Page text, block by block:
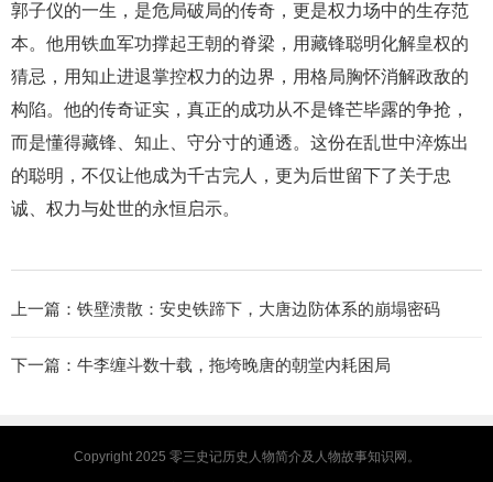
郭子仪的一生，是危局破局的传奇，更是权力场中的生存范
本。他用铁血军功撑起王朝的脊梁，用藏锋聪明化解皇权的
猜忌，用知止进退掌控权力的边界，用格局胸怀消解政敌的
构陷。他的传奇证实，真正的成功从不是锋芒毕露的争抢，
而是懂得藏锋、知止、守分寸的通透。这份在乱世中淬炼出
的聪明，不仅让他成为千古完人，更为后世留下了关于忠
诚、权力与处世的永恒启示。
上一篇： 铁壁溃散：安史铁蹄下，大唐边防体系的崩塌密码
下一篇： 牛李缠斗数十载，拖垮晚唐的朝堂内耗困局
Copyright 2025 零三史记历史人物简介及人物故事知识网。